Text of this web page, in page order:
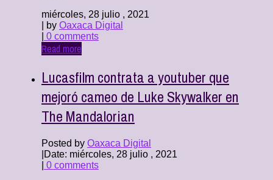
miércoles, 28 julio , 2021
| by Oaxaca Digital
0 comments
Read more
Lucasfilm contrata a youtuber que
mejoró cameo de Luke Skywalker en
The Mandalorian
Posted by Oaxaca Digital
Date: miércoles, 28 julio , 2021
0 comments